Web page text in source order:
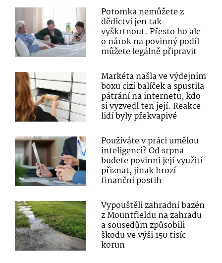
Potomka nemůžete z
dědictví jen tak
vyškrtnout. Přesto ho ale
o nárok na povinný podíl
můžete legálně připravit
Markéta našla ve výdejním
boxu cizí balíček a spustila
pátrání na internetu, kdo
si vyzvedl ten její. Reakce
lidí byly překvapivé
Používáte v práci umělou
inteligenci? Od srpna
budete povinni její využití
přiznat, jinak hrozí
finanční postih
Vypouštěli zahradní bazén
z Mountfieldu na zahradu
a sousedům způsobili
škodu ve výši 150 tisíc
korun